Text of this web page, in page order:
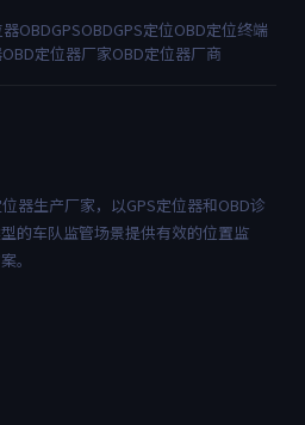
器OBDGPSOBDGPS定位OBD定位终端
OBD定位器厂家OBD定位器厂商
器生产厂家，以GPS定位器和OBD诊
的车队监管场景提供有效的位置监
。